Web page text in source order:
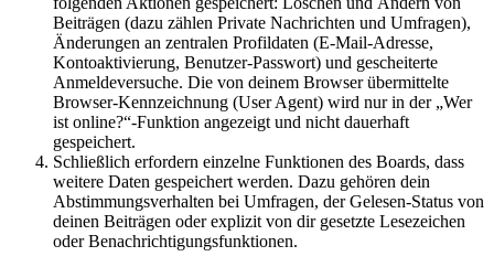
Beiträgen (dazu zählen Private Nachrichten und Umfragen),
Änderungen an zentralen Profildaten (E-Mail-Adresse,
Kontoaktivierung, Benutzer-Passwort) und gescheiterte
Anmeldeversuche. Die von deinem Browser übermittelte
Browser-Kennzeichnung (User Agent) wird nur in der „Wer
ist online?“-Funktion angezeigt und nicht dauerhaft
gespeichert.
Schließlich erfordern einzelne Funktionen des Boards, dass
weitere Daten gespeichert werden. Dazu gehören dein
Abstimmungsverhalten bei Umfragen, der Gelesen-Status von
deinen Beiträgen oder explizit von dir gesetzte Lesezeichen
oder Benachrichtigungsfunktionen.